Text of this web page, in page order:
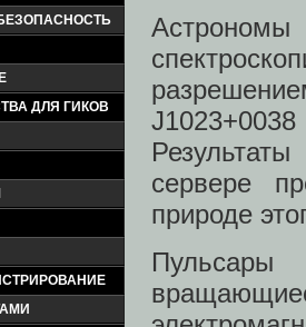
ДЛЯ ГИКОВ
сервере
природе
Пульсары